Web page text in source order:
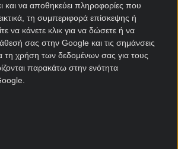
και να αποθηκεύει πληροφορίες που
τη συμπεριφορά επίσκεψης ή
να κάνετε κλικ για να δώσετε ή να
σας στην Google και τις σημάνσεις
τη χρήση των δεδομένων σας για τους
παρακάτω στην ενότητα
Σελίδα